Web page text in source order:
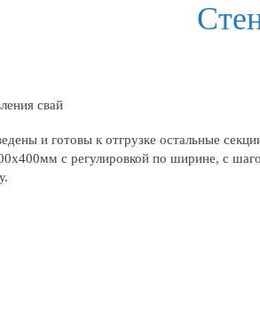
и готовы к отгрузке остальные
с регулировкой по ширине, с